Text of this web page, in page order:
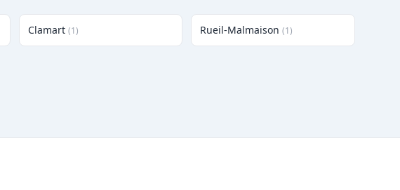
Clamart (1) Rueil-Malmaison (1)